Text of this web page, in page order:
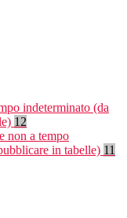
indeterminato (da
12
non a tempo
in tabelle) 11